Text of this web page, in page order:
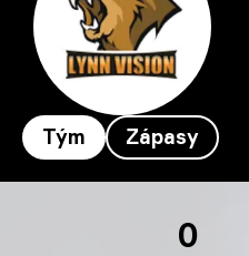
Tým Zápasy
0